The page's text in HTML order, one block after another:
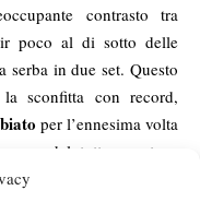
contrasto tra
poco al di sotto delle
serba in due set. Questo
la sconfitta con record,
per l’ennesima volta
del tutto pronta a
al 100% al ruolo di